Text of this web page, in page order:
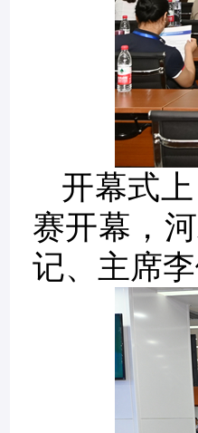
开幕式
赛开幕，
记、主席